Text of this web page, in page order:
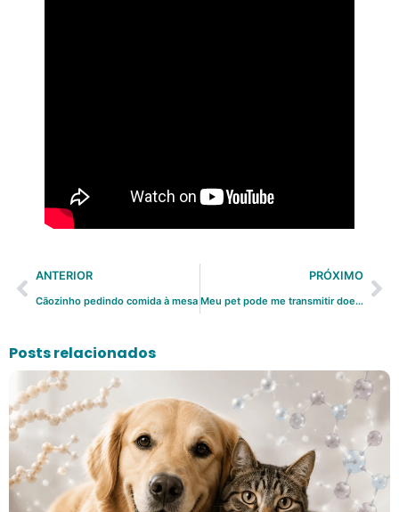
ANTERIOR
Cãozinho pedindo comida à mesa
PRÓXIMO
Meu pet pode me transmitir doenças?
Posts relacionados